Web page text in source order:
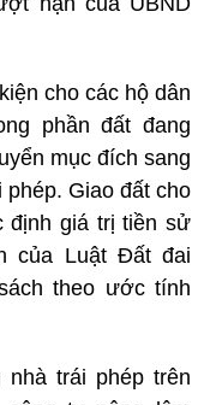
cho các hộ dân
phần đất đang
mục đích sang
Giao đất cho
định giá trị tiền sử
của Luật Đất đai
theo ước tính
nhà trái phép trên